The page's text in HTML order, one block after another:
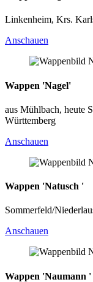
Linkenheim, Krs.
Anschauen
Wappen 'Nagel'
aus Mühlbach, heute
Württemberg
Anschauen
Wappen 'Natusch '
Sommerfeld/
Anschauen
Wappen 'Naumann '